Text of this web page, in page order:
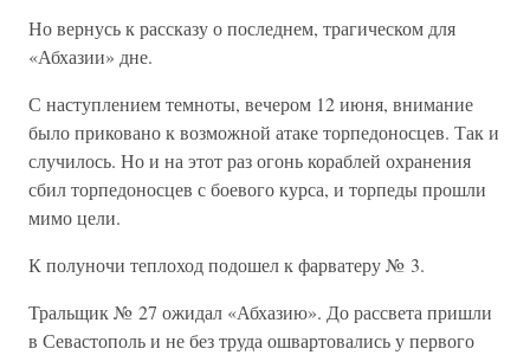
Но вернусь к рассказу о последнем, трагическом для
«Абхазии» дне.
С наступлением темноты, вечером 12 июня, внимание
было приковано к возможной атаке торпедоносцев. Так и
случилось. Но и на этот раз огонь кораблей охранения
сбил торпедоносцев с боевого курса, и торпеды прошли
мимо цели.
К полуночи теплоход подошел к фарватеру № 3.
Тральщик № 27 ожидал «Абхазию». До рассвета пришли
в Севастополь и не без труда ошвартовались у первого